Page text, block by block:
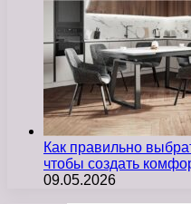
Как правильно
чтобы создать
09.05.2026